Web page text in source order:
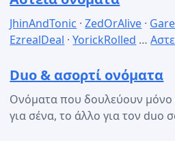
JhinAndTonic ·ZedOrAlive ·
EzrealDeal ·YorickRolled …
Duo & ασορτί ονόματα
Ονόματα που δουλεύουν μόνο
για σένα, το άλλο για τον duo